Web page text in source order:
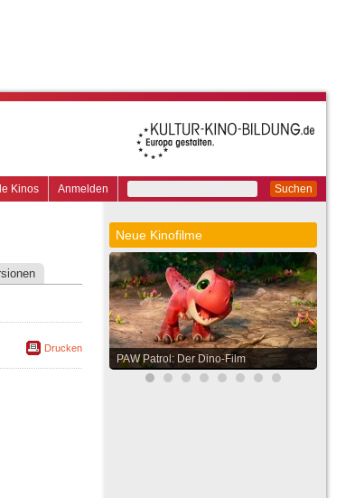
Suchen
Anmelden
Kinos
Drucken
Neue Kinofilme
PAW Patrol: Der Dino-Film